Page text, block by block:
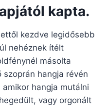
kapta.
kezdve legidősebb
nehéznek ítélt
másolta
szoprán hangja révén
hangja mutálni
vagy orgonált